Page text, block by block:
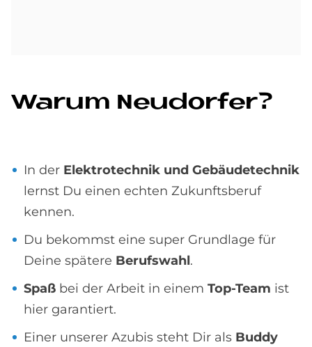
Wa­rum Neu­dor­fer?
In der Elektrotechnik und Gebäudetechnik
lernst Du einen echten Zukunftsberuf
kennen.
Du bekommst eine super Grundlage für
Deine spätere Berufswahl.
Spaß bei der Arbeit in einem Top-Team ist
hier garantiert.
Einer unserer Azubis steht Dir als Buddy